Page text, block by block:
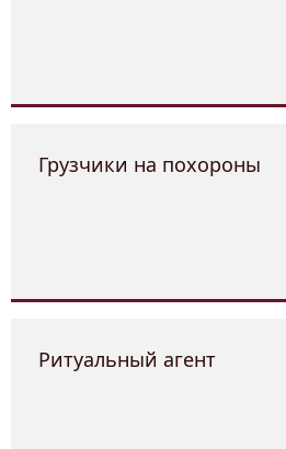
Грузчики на похороны
Ритуальный агент